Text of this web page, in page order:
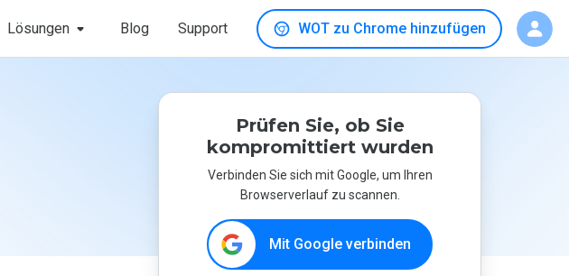
Lösungen Blog Support WOT zu Chrome hinzufügen
Prüfen Sie, ob Sie
kompromittiert wurden
Verbinden Sie sich mit Google, um Ihren
Browserverlauf zu scannen.
Mit Google verbinden